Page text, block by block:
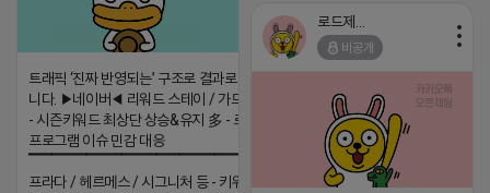
트래픽 ‘진짜 반영되는’ 구조로 결과로 보여드립
니다. ▶네이버◀ 리워드 스테이 / 가드 / 자몽 등
- 시즌키워드 최상단 상승&유지 多 - 로직변화,
프로그램 이슈 민감 대응
▔▔▔▔▔▔▔▔▔▔▔▔▔▔▔▔▔▔ ▶쿠팡◀
프라다 / 헤르메스 / 시그니처 등 - 키워드 검색
비공개